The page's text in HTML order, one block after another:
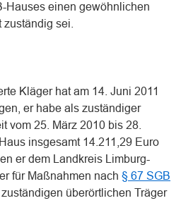
Hauses einen gewöhnlichen
sei.
Kläger hat am 14. Juni 2011
er habe als zuständiger
vom 25. März 2010 bis 28.
insgesamt 14.211,29 Euro
er dem Landkreis Limburg-
für Maßnahmen nach § 67 SGB
überörtlichen Träger